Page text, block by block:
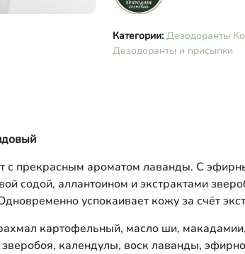
Категории: Дезодоранты
Дезодоранты и присыпки
с прекрасным ароматом лаванды. С
содой, аллантоином и экстрактами
успокаивает кожу за счёт
картофельный, масло ши,
календулы, воск лаванды,